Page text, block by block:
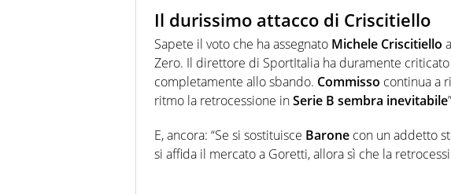
Il durissimo attacco di Criscitiello
Sapete il voto che ha assegnato Michele Criscitiello
Zero. Il direttore di SportItalia ha duramente criticato
completamente allo sbando. Commisso continua a
ritmo la retrocessione inSerie B sembra inevitabile
E, ancora: “Se si sostituisce Barone con un addetto
si affida il mercato a Goretti, allora sì che la